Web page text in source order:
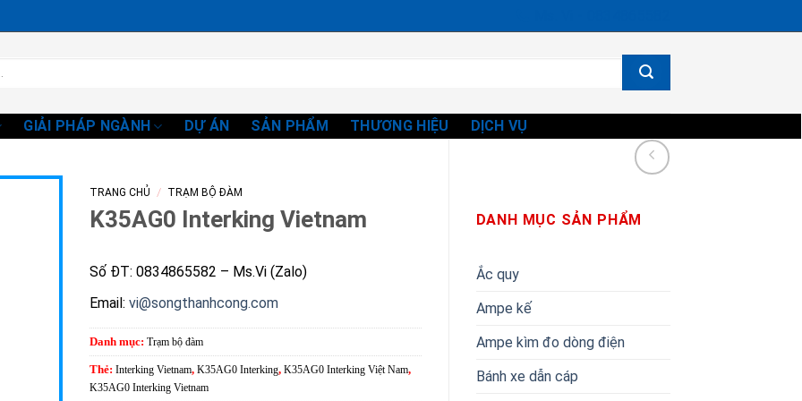
GIẢI PHÁP NGÀNH DỰ ÁN SẢN PHẨM THƯƠNG HIỆU DỊCH VỤ
DANH MỤC SẢN PHẨM
Ắc quy
Ampe kế
Ampe kìm đo dòng điện
Bánh xe dẫn cáp
TRANG CHỦ / TRẠM BỘ ĐÀM
K35AG0 Interking Vietnam
Số ĐT: 0834865582 – Ms.Vi (Zalo)
Email: vi@songthanhcong.com
Danh mục: Trạm bộ đàm
Thẻ: Interking Vietnam, K35AG0 Interking, K35AG0 Interking Việt Nam,
K35AG0 Interking Vietnam